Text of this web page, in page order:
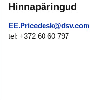
Hinnapäringud
EE.Pricedesk@dsv.com
tel: +372 60 60 797